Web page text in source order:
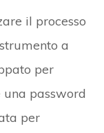
il processo
a
per
password
per